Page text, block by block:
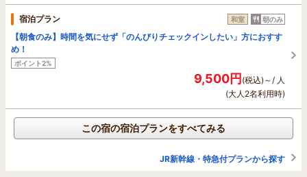
宿泊プラン 和室 朝のみ
【朝食のみ】時間を気にせず「のんびりチェックインしたい」方におすす
め！
ポイント2%
9,500円(税込)～/ 人
(大人2名利用時)
この宿の宿泊プランをすべてみる
JR新幹線・特急付プランから探す